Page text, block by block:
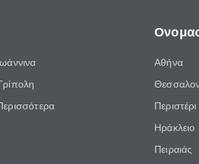
Αθήνα
Περιστέρι
Ηράκλειο
Πειραιάς